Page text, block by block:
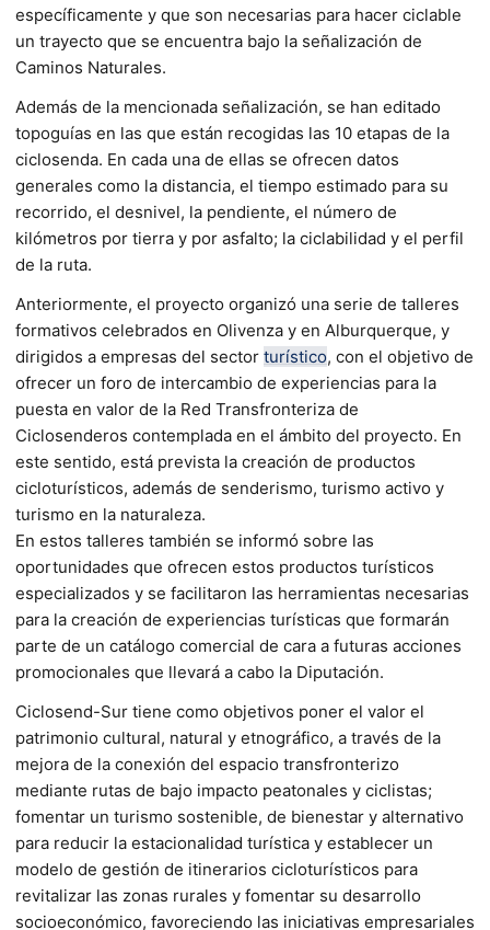
específicamente y que son necesarias para hacer ciclable
un trayecto que se encuentra bajo la señalización de
Caminos Naturales.
Además de la mencionada señalización, se han editado
topoguías en las que están recogidas las 10 etapas de la
ciclosenda. En cada una de ellas se ofrecen datos
generales como la distancia, el tiempo estimado para su
recorrido, el desnivel, la pendiente, el número de
kilómetros por tierra y por asfalto; la ciclabilidad y el perfil
de la ruta.
Anteriormente, el proyecto organizó una serie de talleres
formativos celebrados en Olivenza y en Alburquerque, y
dirigidos a empresas del sector turístico, con el objetivo de
ofrecer un foro de intercambio de experiencias para la
puesta en valor de la Red Transfronteriza de
Ciclosenderos contemplada en el ámbito del proyecto. En
este sentido, está prevista la creación de productos
cicloturísticos, además de senderismo, turismo activo y
turismo en la naturaleza.
En estos talleres también se informó sobre las
oportunidades que ofrecen estos productos turísticos
especializados y se facilitaron las herramientas necesarias
para la creación de experiencias turísticas que formarán
parte de un catálogo comercial de cara a futuras acciones
promocionales que llevará a cabo la Diputación.
Ciclosend-Sur tiene como objetivos poner el valor el
patrimonio cultural, natural y etnográfico, a través de la
mejora de la conexión del espacio transfronterizo
mediante rutas de bajo impacto peatonales y ciclistas;
fomentar un turismo sostenible, de bienestar y alternativo
para reducir la estacionalidad turística y establecer un
modelo de gestión de itinerarios cicloturísticos para
revitalizar las zonas rurales y fomentar su desarrollo
socioeconómico, favoreciendo las iniciativas empresariales